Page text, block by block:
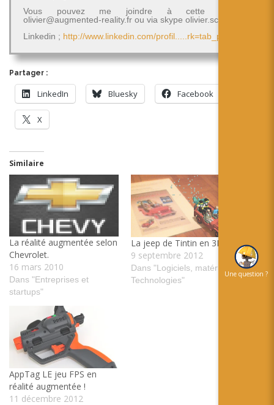
Vous pouvez me joindre à cette adresse
olivier@augmented-reality.fr ou via skype olivier.schimpf
Linkedin ; http://www.linkedin.com/profil.....rk=tab_pro
Partager :
LinkedIn Bluesky Facebook
X
Similaire
La réalité augmentée selon
Chevrolet.
16 mars 2010
Dans "Entreprises et
startups"
La jeep de Tintin en 3D
9 septembre 2012
Dans "Logiciels, matériels et
Technologies"
AppTag LE jeu FPS en
réalité augmentée !
11 décembre 2012
Une question ?